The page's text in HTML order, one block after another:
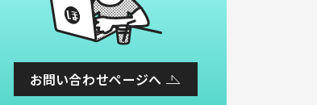
お問い合わせページへ